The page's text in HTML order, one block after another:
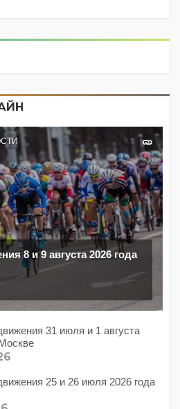
8 и 9 августа 2026 года
31 июля и 1 августа
25 и 26 июля 2026 года